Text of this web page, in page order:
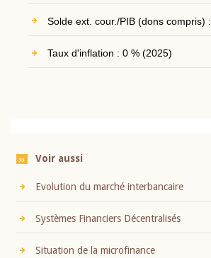
Solde ext. cour./PIB (dons compris) :
Taux d'inflation : 0 % (2025)
Voir aussi
Evolution du marché interbancaire
Systèmes Financiers Décentralisés
Situation de la microfinance